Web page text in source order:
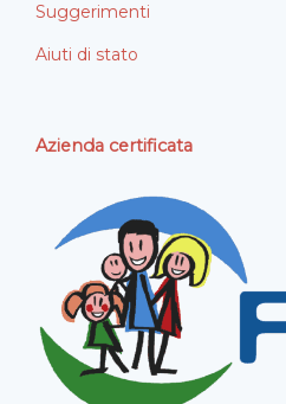
Suggerimenti
Aiuti di stato
Azienda certificata